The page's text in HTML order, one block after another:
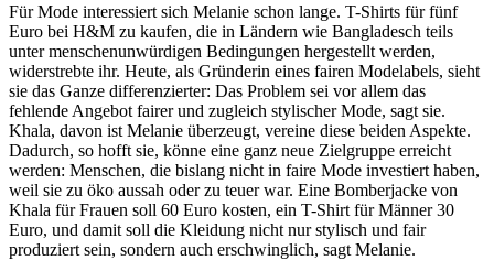
Für Mode interessiert sich Melanie schon lange. T-Shirts für fünf
Euro bei H&M zu kaufen, die in Ländern wie Bangladesch teils
unter menschenunwürdigen Bedingungen hergestellt werden,
widerstrebte ihr. Heute, als Gründerin eines fairen Modelabels, sieht
sie das Ganze differenzierter: Das Problem sei vor allem das
fehlende Angebot fairer und zugleich stylischer Mode, sagt sie.
Khala, davon ist Melanie überzeugt, vereine diese beiden Aspekte.
Dadurch, so hofft sie, könne eine ganz neue Zielgruppe erreicht
werden: Menschen, die bislang nicht in faire Mode investiert haben,
weil sie zu öko aussah oder zu teuer war. Eine Bomberjacke von
Khala für Frauen soll 60 Euro kosten, ein T-Shirt für Männer 30
Euro, und damit soll die Kleidung nicht nur stylisch und fair
produziert sein, sondern auch erschwinglich, sagt Melanie.